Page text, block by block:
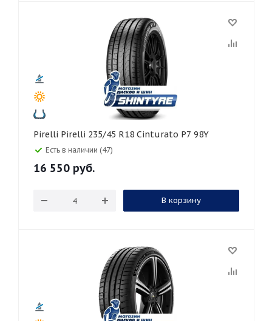
Pirelli Pirelli 235/45 R18 Cinturato P7 98Y
Есть в наличии (47)
16 550 руб.
В корзину